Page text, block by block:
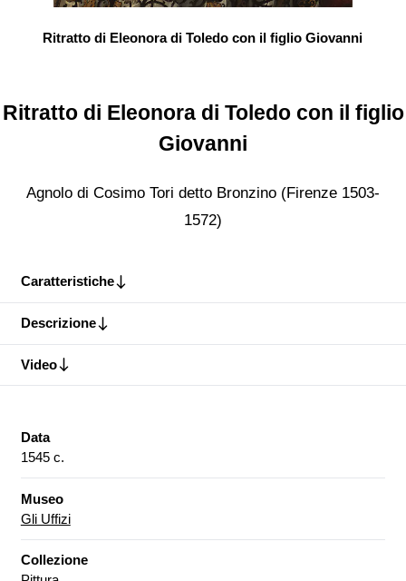
Ritratto di Eleonora di Toledo con il figlio Giovanni
Ritratto di Eleonora di Toledo con il figlio
Giovanni
Agnolo di Cosimo Tori detto Bronzino (Firenze 1503-
1572)
Caratteristiche
Descrizione
Video
Data
1545 c.
Museo
Gli Uffizi
Collezione